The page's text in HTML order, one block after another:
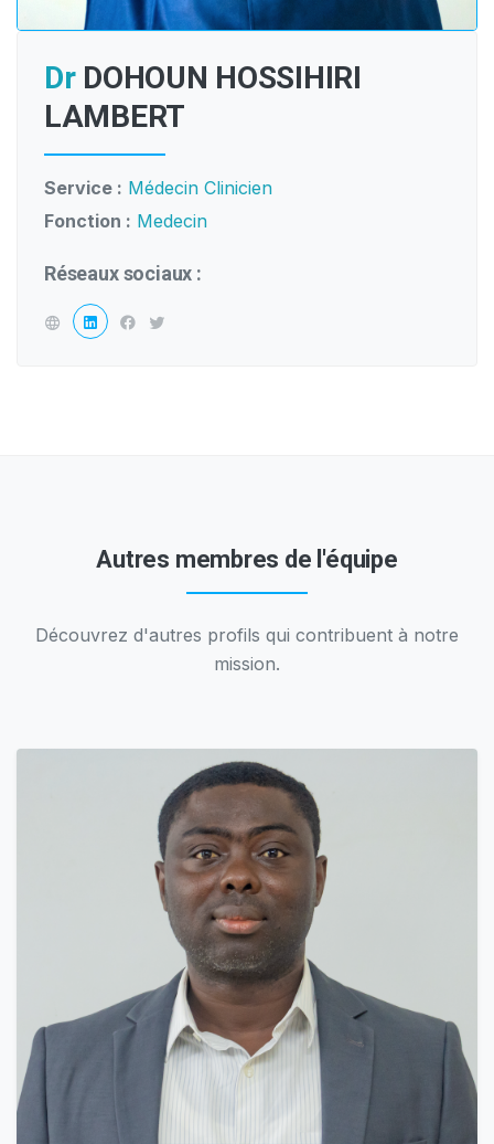
DrDOHOUN HOSSIHIRI
LAMBERT
Service : Médecin Clinicien
Fonction : Medecin
Réseaux sociaux :
Autres membres de l'équipe
Découvrez d'autres profils qui contribuent à notre
mission.